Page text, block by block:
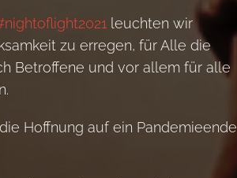
leuchten wir
zu erregen, für Alle die
Betroffene und vor allem für alle
Hoffnung auf ein Pandemieende